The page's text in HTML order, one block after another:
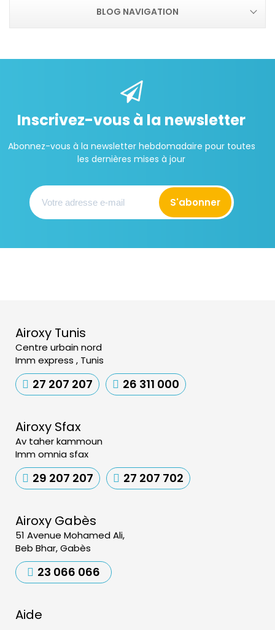
BLOG NAVIGATION
Inscrivez-vous à la newsletter
Abonnez-vous à la newsletter hebdomadaire pour toutes
les dernières mises à jour
S'abonner
Airoxy Tunis
Centre urbain nord
Imm express , Tunis
27 207 207 26 311 000
Airoxy Sfax
Av taher kammoun
Imm omnia sfax
29 207 207 27 207 702
Airoxy Gabès
51 Avenue Mohamed Ali,
Beb Bhar, Gabès
23 066 066
Aide